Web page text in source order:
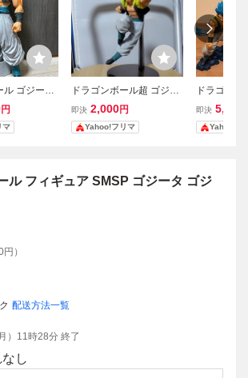
ル ゴジータ
03
円
マ
ドラゴンボール超 ゴジー
タブルー フィギュア BWF
C SMSP
即決 2,000円
Yahoo!フリマ
ドラゴン
フィギュア
タゴジー
カンバトル
即決 5,300
Yahoo!フ
ル フィギュア SMSP ゴジータ ゴジ
円）
配送方法一覧
）11時28分 終了
し